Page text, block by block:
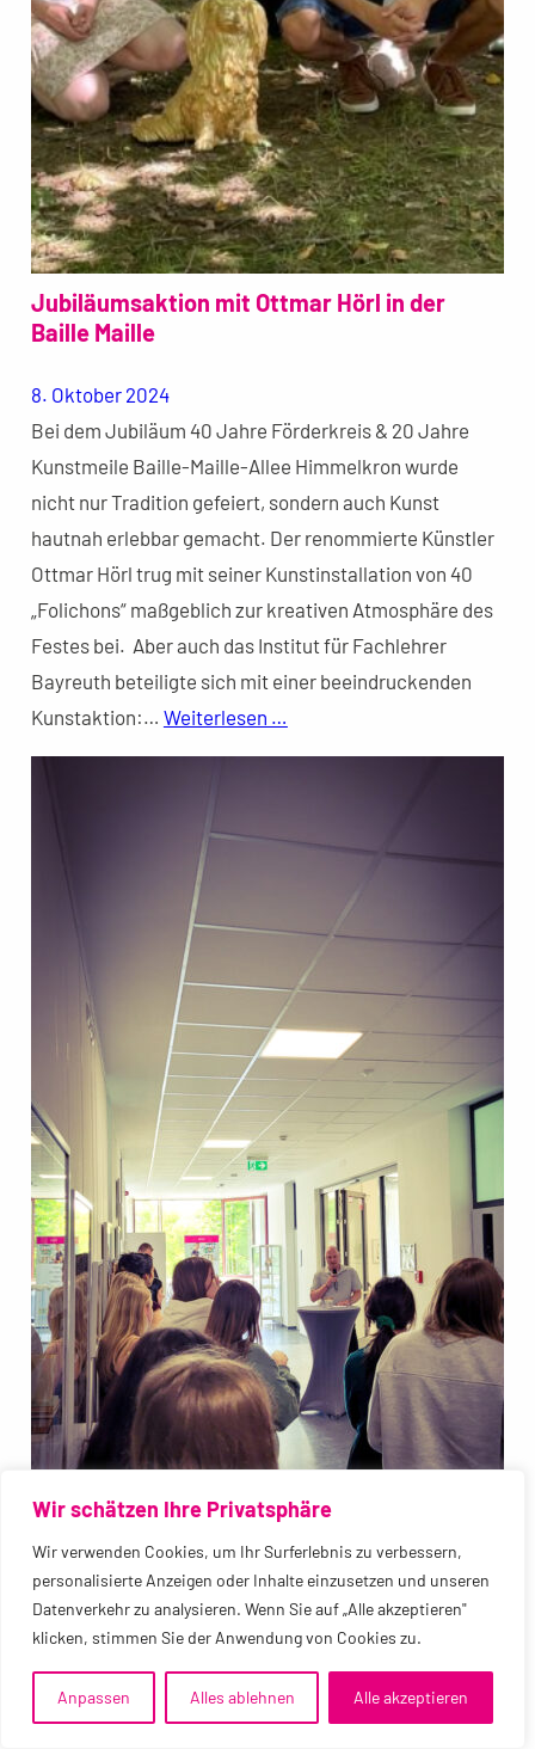
Wir schätzen Ihre Privatsphäre
Wir verwenden Cookies, um Ihr Surferlebnis zu verbessern,
personalisierte Anzeigen oder Inhalte einzusetzen und unseren
Datenverkehr zu analysieren. Wenn Sie auf „Alle akzeptieren"
klicken, stimmen Sie der Anwendung von Cookies zu.
Anpassen Alles ablehnen Alle akzeptieren
Jubiläumsaktion mit Ottmar Hörl in der
Baille Maille
8. Oktober 2024
Bei dem Jubiläum 40 Jahre Förderkreis & 20 Jahre
Kunstmeile Baille-Maille-Allee Himmelkron wurde
nicht nur Tradition gefeiert, sondern auch Kunst
hautnah erlebbar gemacht. Der renommierte Künstler
Ottmar Hörl trug mit seiner Kunstinstallation von 40
„Folichons“ maßgeblich zur kreativen Atmosphäre des
Festes bei. Aber auch das Institut für Fachlehrer
Bayreuth beteiligte sich mit einer beeindruckenden
Kunstaktion:… Weiterlesen …
„Große Kunst beginnt im Kleinen“
Abschlussausstellung des Jahrgangs 2024